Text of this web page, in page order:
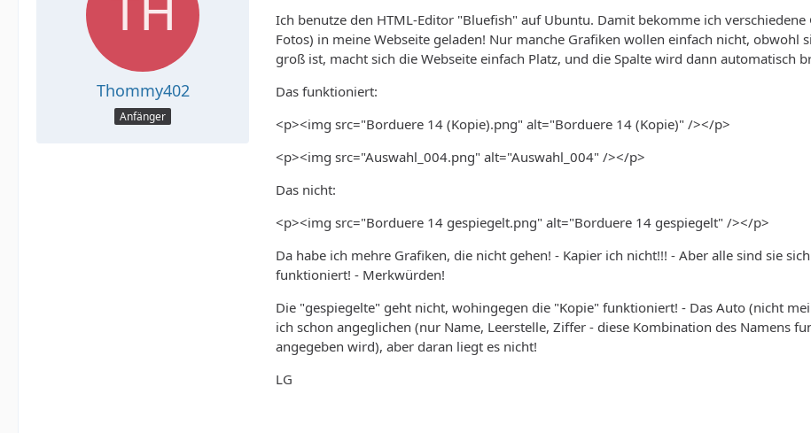
Thommy402
Anfänger
Ich benutze den HTML-Editor "Bluefish" auf Ubuntu. Damit bekomme ich
Fotos) in meine Webseite geladen! Nur manche Grafiken wollen einfach nicht, obwohl
groß ist, macht sich die Webseite einfach Platz, und die Spalte wird dann automatisch
Das funktioniert:
<p><img src="Borduere 14 (Kopie).png" alt="Borduere 14 (Kopie)" /></p>
<p><img src="Auswahl_004.png" alt="Auswahl_004" /></p>
Das nicht:
<p><img src="Borduere 14 gespiegelt.png" alt="Borduere 14 gespiegelt" /></p>
Da habe ich mehre Grafiken, die nicht gehen! - Kapier ich nicht!!! - Aber alle sind sie
funktioniert! - Merkwürden!
Die "gespiegelte" geht nicht, wohingegen die "Kopie" funktioniert! - Das Auto (nicht
ich schon angeglichen (nur Name, Leerstelle, Ziffer - diese Kombination des Namens
angegeben wird), aber daran liegt es nicht!
LG